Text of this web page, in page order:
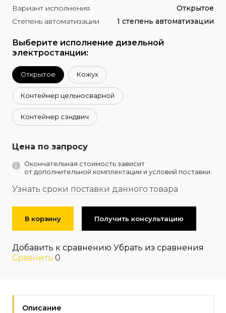
Вариант исполнения
Открытое
Степень автоматизации
1 степень автоматизации
Выберите исполнение дизельной
электростанции:
Открытое Кожух
Контейнер цельносварной
Контейнер сэндвич
Цена по запросу
Окончательная стоимость зависит
от дополнительной комплектации и условий поставки.
Узнать сроки поставки данного товара
В корзину Получить консультацию
Добавить к сравнению Убрать из сравнения
Сравнить 0
Описание